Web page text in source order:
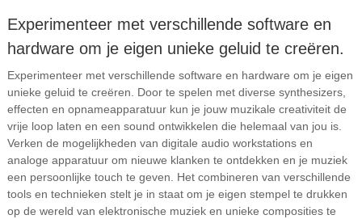
Experimenteer met verschillende software en
hardware om je eigen unieke geluid te creëren.
Experimenteer met verschillende software en hardware om je eigen
unieke geluid te creëren. Door te spelen met diverse synthesizers,
effecten en opnameapparatuur kun je jouw muzikale creativiteit de
vrije loop laten en een sound ontwikkelen die helemaal van jou is.
Verken de mogelijkheden van digitale audio workstations en
analoge apparatuur om nieuwe klanken te ontdekken en je muziek
een persoonlijke touch te geven. Het combineren van verschillende
tools en technieken stelt je in staat om je eigen stempel te drukken
op de wereld van elektronische muziek en unieke composities te